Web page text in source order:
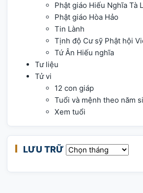
Phật giáo Hiếu Nghĩa Tà
Phật giáo Hòa Hảo
Tin Lành
Tịnh độ Cư sỹ Phật hội
Tứ Ân Hiếu nghĩa
Tư liệu
Tử vi
12 con giáp
Tuổi và mệnh theo năm
Xem tuổi
LƯU TRỮ Lưu trữ